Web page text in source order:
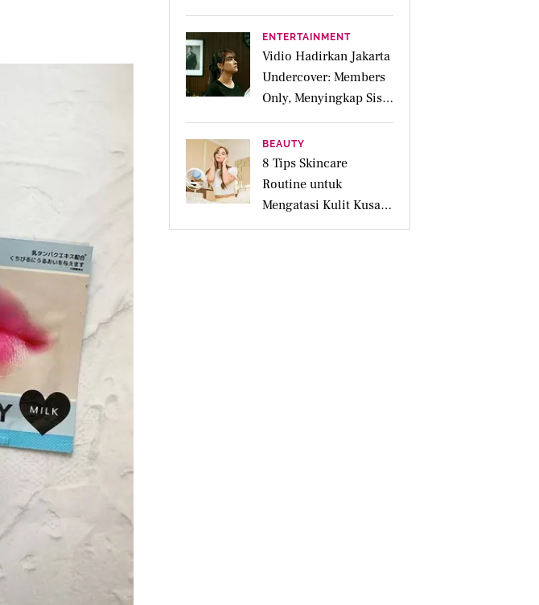
Glikemik yang Bikin
Kenyang Lebih Lama
ENTERTAINMENT
Vidio Hadirkan Jakarta
Undercover: Members
Only, Menyingkap Sisi
Gelap Jakarta
BEAUTY
8 Tips Skincare
Routine untuk
Mengatasi Kulit Kusam
Akibat Kelelahan agar